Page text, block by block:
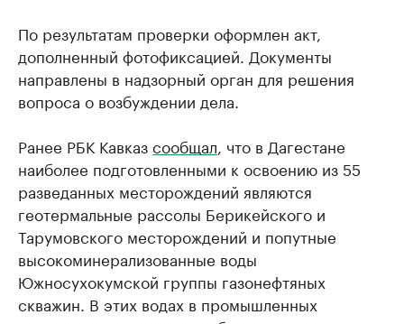
По результатам проверки оформлен акт,
дополненный фотофиксацией. Документы
направлены в надзорный орган для решения
вопроса о возбуждении дела.
Ранее РБК Кавказсообщал , что в Дагестане
наиболее подготовленными к освоению из 55
разведанных месторождений являются
геотермальные рассолы Берикейского и
Тарумовского месторождений и попутные
высокоминерализованные воды
Южносухокумской группы газонефтяных
скважин. В этих водах в промышленных